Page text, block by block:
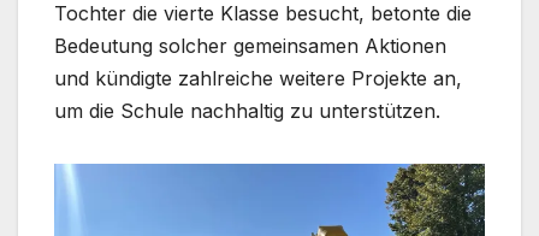
Tochter die vierte Klasse besucht, betonte die
Bedeutung solcher gemeinsamen Aktionen
und kündigte zahlreiche weitere Projekte an,
um die Schule nachhaltig zu unterstützen.